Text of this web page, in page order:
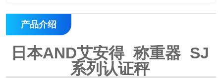
产品介绍
日本AND艾安得 称重器 SJ
系列认证秤